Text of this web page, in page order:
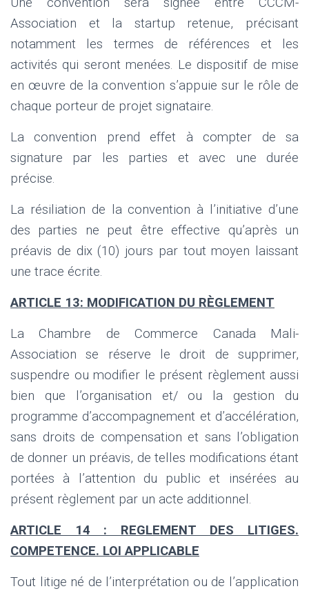
Association et la startup retenue, précisant
notamment les termes de références et les
activités qui seront menées. Le dispositif de mise
en œuvre de la convention s’appuie sur le rôle de
chaque porteur de projet signataire.
La convention prend effet à compter de sa
signature par les parties et avec une durée
précise.
La résiliation de la convention à l’initiative d’une
des parties ne peut être effective qu’après un
préavis de dix (10) jours par tout moyen laissant
une trace écrite.
ARTICLE 13: MODIFICATION DU RÈGLEMENT
La Chambre de Commerce Canada Mali-
Association se réserve le droit de supprimer,
suspendre ou modifier le présent règlement aussi
bien que l’organisation et/ ou la gestion du
programme d’accompagnement et d’accélération,
sans droits de compensation et sans l’obligation
de donner un préavis, de telles modifications étant
portées à l’attention du public et insérées au
présent règlement par un acte additionnel.
ARTICLE 14 : REGLEMENT DES LITIGES.
COMPETENCE. LOI APPLICABLE
Tout litige né de l’interprétation ou de l’application